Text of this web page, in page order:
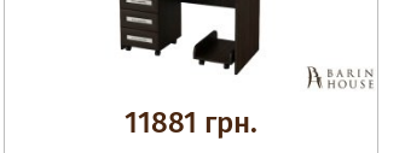
11881 грн.